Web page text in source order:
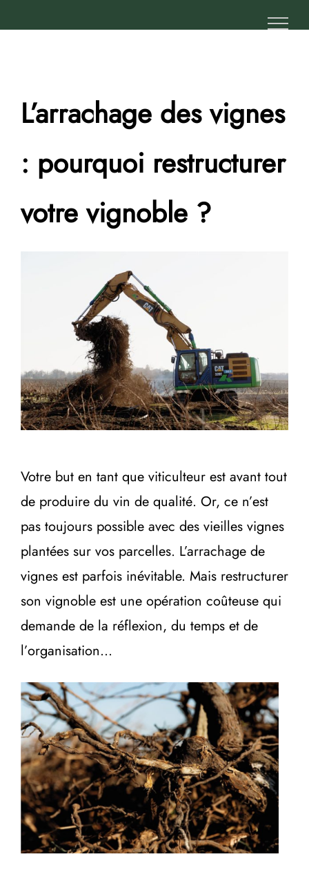
L’arrachage des vignes
: pourquoi restructurer
votre vignoble ?
Votre but en tant que viticulteur est avant tout
de produire du vin de qualité. Or, ce n’est
pas toujours possible avec des vieilles vignes
plantées sur vos parcelles. L’arrachage de
vignes est parfois inévitable. Mais restructurer
son vignoble est une opération coûteuse qui
demande de la réflexion, du temps et de
l’organisation…